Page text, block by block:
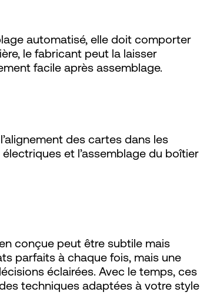
automatisé, elle doit comporter
le fabricant peut la laisser
facile après assemblage.
des cartes dans les
et l’assemblage du boîtier
conçue peut être subtile mais
parfaits à chaque fois, mais une
éclairées. Avec le temps, ces
techniques adaptées à votre style